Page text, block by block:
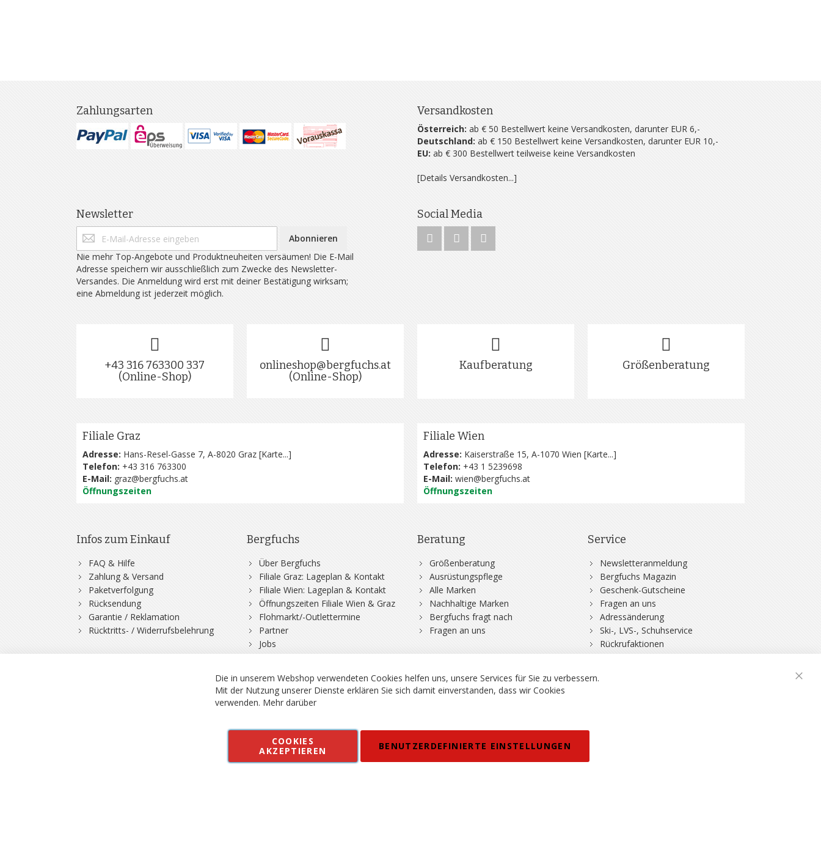
Zahlungsarten Versandkosten
Österreich: ab € 50 Bestellwert keine Versandkosten, darunter EUR 6,-
Deutschland: ab € 150 Bestellwert keine Versandkosten, darunter EUR 10,-
EU: ab € 300 Bestellwert teilweise keine Versandkosten
[Details Versandkosten...]
Newsletter
Abonnieren
Nie mehr Top-Angebote und Produktneuheiten versäumen! Die E-Mail
Adresse speichern wir ausschließlich zum Zwecke des Newsletter-
Versandes. Die Anmeldung wird erst mit deiner Bestätigung wirksam;
eine Abmeldung ist jederzeit möglich.
Social Media
+43 316 763300 337
(Online-Shop)
onlineshop@bergfuchs.at
(Online-Shop)
Kaufberatung Größenberatung
Filiale Graz
Adresse: Hans-Resel-Gasse 7, A-8020 Graz [Karte...]
Telefon: +43 316 763300
E-Mail: graz@bergfuchs.at
Öffnungszeiten
Filiale Wien
Adresse: Kaiserstraße 15, A-1070 Wien [Karte...]
Telefon: +43 1 5239698
E-Mail: wien@bergfuchs.at
Öffnungszeiten
Infos zum Einkauf
FAQ & Hilfe
Zahlung & Versand
Paketverfolgung
Rücksendung
Garantie / Reklamation
Rücktritts- / Widerrufsbelehrung
Bergfuchs
Über Bergfuchs
Filiale Graz: Lageplan & Kontakt
Filiale Wien: Lageplan & Kontakt
Öffnungszeiten Filiale Wien & Graz
Flohmarkt/-Outlettermine
Partner
Jobs
Beratung
Größenberatung
Ausrüstungspflege
Alle Marken
Nachhaltige Marken
Bergfuchs fragt nach
Fragen an uns
Service
Newsletteranmeldung
Bergfuchs Magazin
Geschenk-Gutscheine
Fragen an uns
Adressänderung
Ski-, LVS-, Schuhservice
Rückrufaktionen
DSV-Skiversicherung
Vertrag widerrufen Kontakt AGB Datenschutz
Barrierefreiheitserklärung
Alle Preise inkl. MWSt. in EUR, Angebot solange Vorrat reicht. Fehler, Irrtümer und Preisänderungen vorbehalten.
Die in unserem Webshop verwendeten Cookies helfen uns, unsere Services für Sie zu verbessern.
Mit der Nutzung unserer Dienste erklären Sie sich damit einverstanden, dass wir Cookies
verwenden. Mehr darüber
COOKIES
AKZEPTIEREN
BENUTZERDEFINIERTE EINSTELLUNGEN